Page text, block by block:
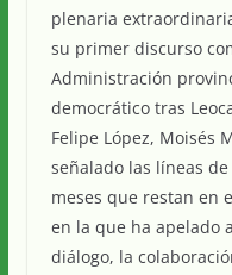
plenaria
su primer discurso
Administración
democrático tras
Felipe López, Moisés
señalado las líneas
meses que restan en
en la que ha apelado
diálogo, la